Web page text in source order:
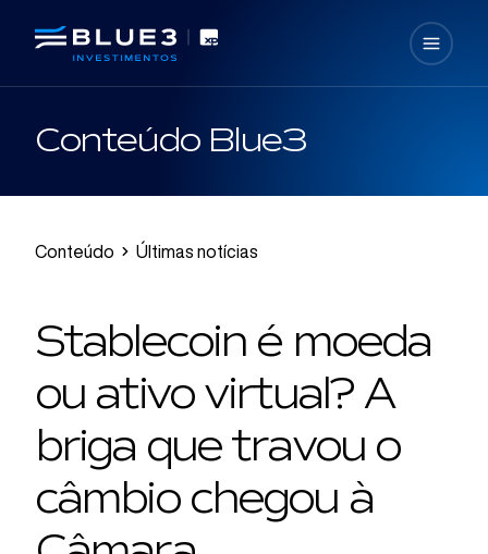
Conteúdo Blue3
Conteúdo Últimas notícias
Stablecoin é moeda
ou ativo virtual? A
briga que travou o
câmbio chegou à